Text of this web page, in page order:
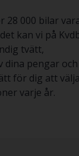
28 000 bilar
kan vi på
tvätt,
pengar och
för dig att
varje år.